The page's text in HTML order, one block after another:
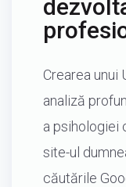
Crearea unui
analiză
a psihologiei
site-ul
căutările